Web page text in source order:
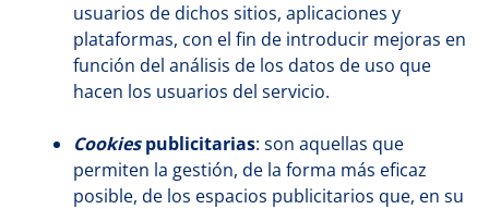
usuarios de dichos sitios, aplicaciones y
plataformas, con el fin de introducir mejoras en
función del análisis de los datos de uso que
hacen los usuarios del servicio.
Cookiespublicitarias: son aquellas que
permiten la gestión, de la forma más eficaz
posible, de los espacios publicitarios que, en su